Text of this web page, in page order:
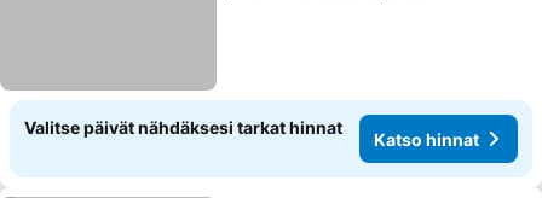
Valitse päivät nähdäksesi tarkat hinnat
Katso hinnat